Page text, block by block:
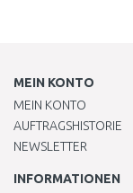
MEIN KONTO
MEIN KONTO
AUFTRAGSHISTORIE
NEWSLETTER
INFORMATIONEN